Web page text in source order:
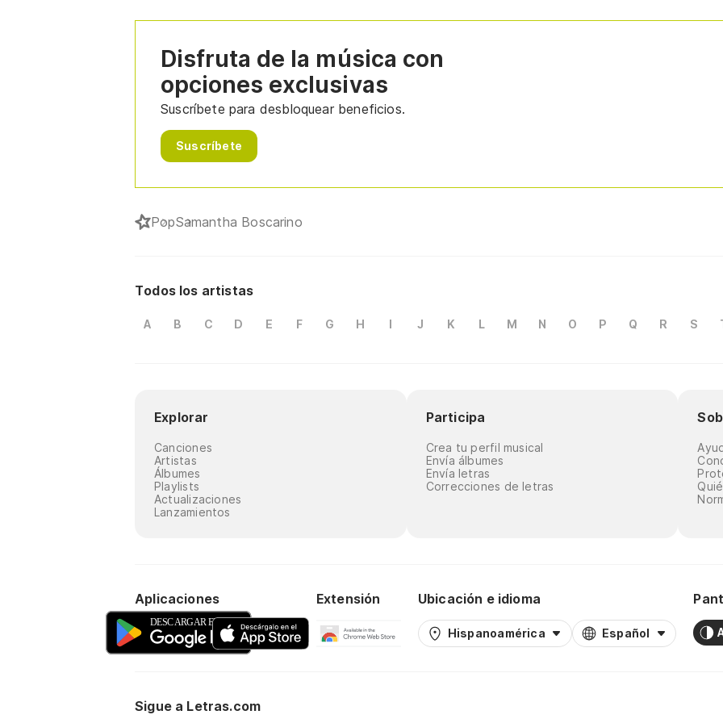
Disfruta de la música con
opciones exclusivas
Suscríbete para desbloquear beneficios.
Suscríbete
PopSamantha Boscarino
Todos los artistas
A B C D E F G H I J K L M N O P Q R S
Explorar
Canciones
Artistas
Álbumes
Playlists
Actualizaciones
Lanzamientos
Participa
Crea tu perfil musical
Envía álbumes
Envía letras
Correcciones de letras
Aplicaciones Extensión Ubicación e idioma
Hispanoamérica Español
Sigue a Letras.com